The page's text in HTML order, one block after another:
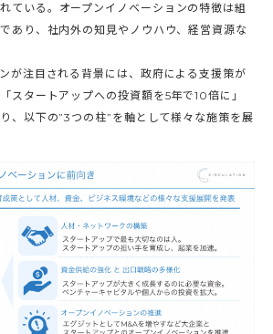
ている。オープンイノベーションの特徴は組
あり、社内外の知見やノウハウ、経営資源な
が注目される背景には、政府による支援策が
スタートアップへの投資額を5年で10倍に」
、以下の”3つの柱”を軸として様々な施策を展